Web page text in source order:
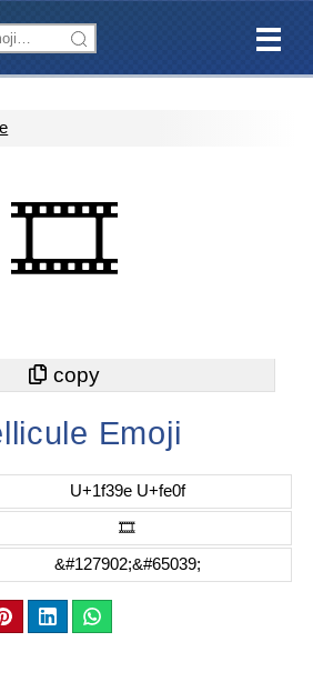
🎞️
Emoji
U+1f39e U+fe0f
🎞️
&#127902;&#65039;